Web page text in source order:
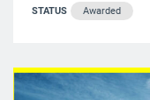
STATUS Awarded